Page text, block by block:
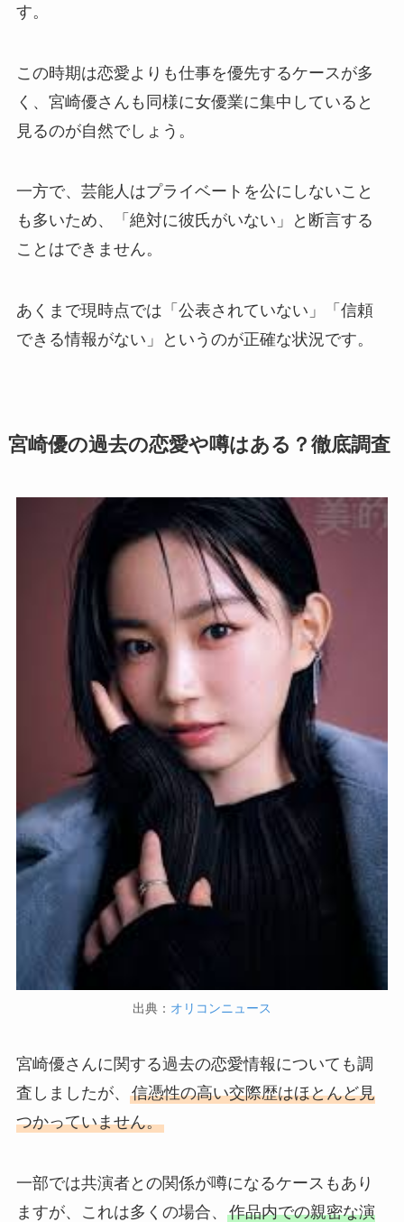
す。
この時期は恋愛よりも仕事を優先するケースが多
く、宮崎優さんも同様に女優業に集中していると
見るのが自然でしょう。
一方で、芸能人はプライベートを公にしないこと
も多いため、「絶対に彼氏がいない」と断言する
ことはできません。
あくまで現時点では「公表されていない」「信頼
できる情報がない」というのが正確な状況です。
宮崎優の過去の恋愛や噂はある？徹底調査
出典： オリコンニュース
宮崎優さんに関する過去の恋愛情報についても調
査しましたが、 信憑性の高い交際歴はほとんど見
つかっていません。
一部では共演者との関係が噂になるケースもあり
ますが、これは多くの場合、 作品内での親密な演